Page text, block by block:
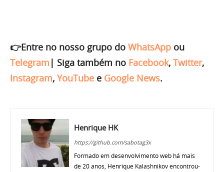
👉Entre no nosso grupo do WhatsApp ou
Telegram | Siga também no Facebook, Twitter,
Instagram, YouTube e Google News.
Henrique HK
https://github.com/sabotag3x
Formado em desenvolvimento web há mais
de 20 anos, Henrique Kalashnikov encontrou-